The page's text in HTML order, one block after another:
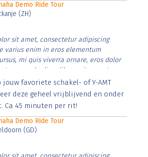
Demo Ride Tour
(ZH)
sit amet, consectetur adipiscing
varius enim in eros elementum
mi quis viverra ornare, eros dolor
commodo diam libero vitae erat.
nibh et justo cursus id rutrum lorem
ut sem vitae risus tristique posuere.
favoriete schakel- of Y-AMT
deze geheel vrijblijvend en onder
Ca 45 minuten per rit!
Demo Ride Tour
(GD)